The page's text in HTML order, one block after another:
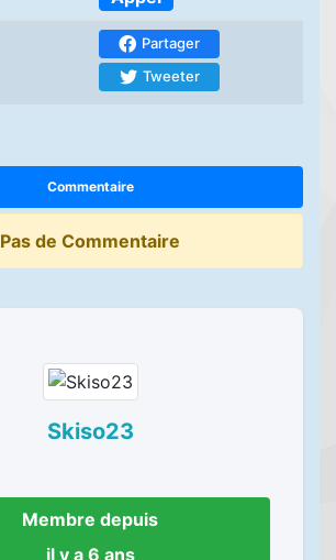
Partager
Tweeter
Commentaire
Pas de Commentaire
Skiso23
Membre depuis
il y a 6 ans